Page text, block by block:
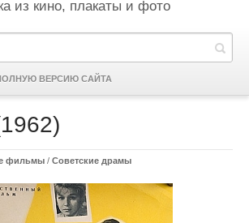
из кино, плакаты и фото
ВЕРСИЮ САЙТА
фильмы / Советские драмы